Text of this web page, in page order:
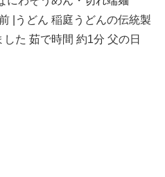
|うどん 稲庭うどんの伝統製
た 茹で時間 約1分 父の日